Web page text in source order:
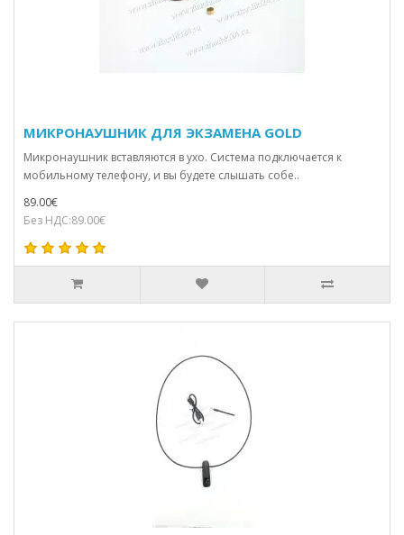
МИКРОНАУШНИК ДЛЯ ЭКЗАМЕНА GOLD
Микронаушник вставляются в ухо. Система подключается к
мобильному телефону, и вы будете слышать собе..
89.00€
Без НДС:89.00€